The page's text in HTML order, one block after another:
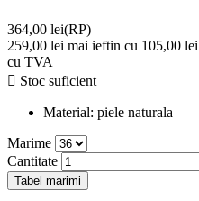
364,00 lei(RP)
259,00 lei mai ieftin cu 105,00 lei
cu TVA
 Stoc suficient
Material: piele naturala
Marime
Cantitate
Tabel marimi